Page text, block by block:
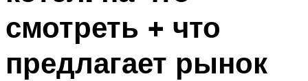
смотреть + что
предлагает рынок